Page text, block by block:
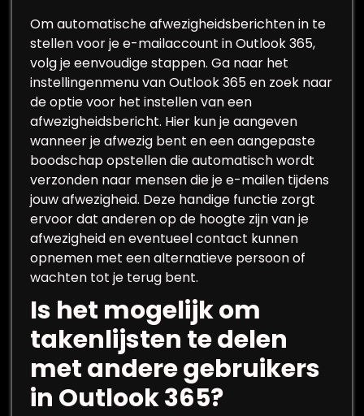
Om automatische afwezigheidsberichten in te
stellen voor je e-mailaccount in Outlook 365,
volg je eenvoudige stappen. Ga naar het
instellingenmenu van Outlook 365 en zoek naar
de optie voor het instellen van een
afwezigheidsbericht. Hier kun je aangeven
wanneer je afwezig bent en een aangepaste
boodschap opstellen die automatisch wordt
verzonden naar mensen die je e-mailen tijdens
jouw afwezigheid. Deze handige functie zorgt
ervoor dat anderen op de hoogte zijn van je
afwezigheid en eventueel contact kunnen
opnemen met een alternatieve persoon of
wachten tot je terug bent.
Is het mogelijk om
takenlijsten te delen
met andere gebruikers
in Outlook 365?